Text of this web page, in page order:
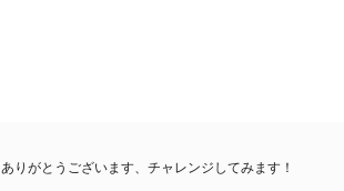
ありがとうございます、チャレンジしてみます！